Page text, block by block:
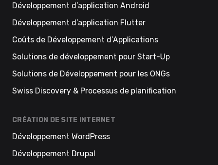
Développement d’application Android
Développement d’application Flutter
Coûts de Développement d’Applications
Solutions de développement pour Start-Up
Solutions de Développement pour les ONGs
Swiss Discovery & Processus de planification
CRÉATION DE SITE INTERNET
Développement WordPress
Développement Drupal